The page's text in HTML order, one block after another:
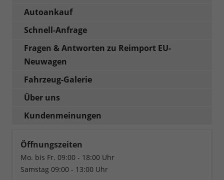
Autoankauf
Schnell-Anfrage
Fragen & Antworten zu Reimport EU-
Neuwagen
Fahrzeug-Galerie
Über uns
Kundenmeinungen
Öffnungszeiten
Mo. bis Fr. 09:00 - 18:00 Uhr
Samstag 09:00 - 13:00 Uhr